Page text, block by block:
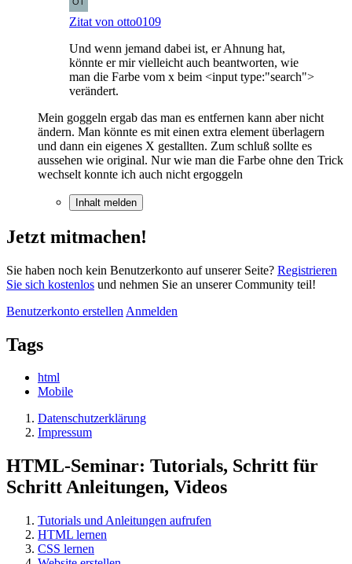
Zitat von otto0109
Und wenn jemand dabei ist, er Ahnung hat,
könnte er mir vielleicht auch beantworten, wie
man die Farbe vom x beim <input type:"search">
verändert.
Mein goggeln ergab das man es entfernen kann aber nicht
ändern. Man könnte es mit einen extra element überlagern
und dann ein eigenes X gestallten. Zum schluß sollte es
aussehen wie original. Nur wie man die Farbe ohne den Trick
wechselt konnte ich auch nicht ergoggeln
Inhalt melden
Jetzt mitmachen!
Sie haben noch kein Benutzerkonto auf unserer Seite? Registrieren
Sie sich kostenlos und nehmen Sie an unserer Community teil!
Benutzerkonto erstellen Anmelden
Tags
html
Mobile
Datenschutzerklärung
Impressum
HTML-Seminar: Tutorials, Schritt für
Schritt Anleitungen, Videos
Tutorials und Anleitungen aufrufen
HTML lernen
CSS lernen